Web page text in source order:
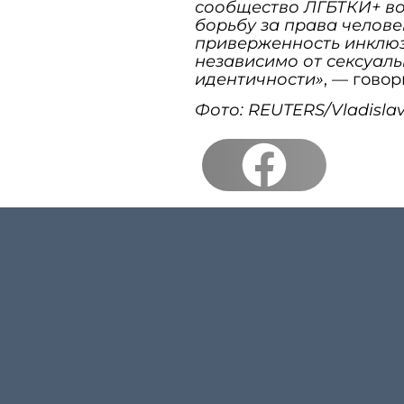
сообщество ЛГБТКИ+
борьбу за права
приверженность
независимо от
идентичности», —
Фото: REUTERS/